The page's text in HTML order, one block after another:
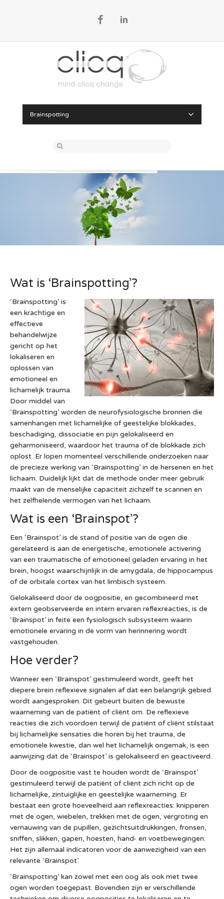
Facebook
Brainspotting
Wat is ‘Brainspotting’?
‘Brainspotting’ is
een krachtige en
effectieve
behandelwijze
gericht op het
lokaliseren en
oplossen van
emotioneel en
lichamelijk trauma.
Door middel van
‘Brainspotting’ worden de neurofysiologische bronnen die
samenhangen met lichamelijke of geestelijke blokkades,
beschadiging, dissociatie en pijn gelokaliseerd en
geharmoniseerd, waardoor het trauma of de blokkade zich
oplost. Er lopen momenteel verschillende onderzoeken naar
de precieze werking van ‘Brainspotting’ in de hersenen en het
lichaam. Duidelijk lijkt dat de methode onder meer gebruik
maakt van de menselijke capaciteit zichzelf te scannen en
het zelfhelende vermogen van het lichaam.
Wat is een ‘Brainspot’?
Een ‘Brainspot’ is de stand of positie van de ogen die
gerelateerd is aan de energetische, emotionele activering
van een traumatische of emotioneel geladen ervaring in het
brein, hoogst waarschijnlijk in de amygdala, de hippocampus
of de orbitale cortex van het limbisch systeem.
Gelokaliseerd door de oogpositie, en gecombineerd met
extern geobserveerde en intern ervaren reflexreacties, is de
‘Brainspot’ in feite een fysiologisch subsysteem waarin
emotionele ervaring in de vorm van herinnering wordt
vastgehouden.
Hoe verder?
Wanneer een ‘Brainspot’ gestimuleerd wordt, geeft het
diepere brein reflexieve signalen af dat een belangrijk gebied
wordt aangesproken. Dit gebeurt buiten de bewuste
waarneming van de patiënt of cliënt om. De reflexieve
reacties die zich voordoen terwijl de patiënt of cliënt stilstaat
bij lichamelijke sensaties die horen bij het trauma, de
emotionele kwestie, dan wel het lichamelijk ongemak, is een
aanwijzing dat de ‘Brainspot’ is gelokaliseerd en geactiveerd.
Door de oogpositie vast te houden wordt de ‘Brainspot’
gestimuleerd terwijl de patiënt of cliënt zich richt op de
lichamelijke, zintuiglijke en geestelijke waarneming. Er
bestaat een grote hoeveelheid aan reflexreacties: knipperen
met de ogen, wiebelen, trekken met de ogen, vergroting en
vernauwing van de pupillen, gezichtsuitdrukkingen, fronsen,
sniffen, slikken, gapen, hoesten, hand- en voetbewegingen.
Het zijn allemaal indicatoren voor de aanwezigheid van een
relevante ‘Brainspot’.
‘Brainspotting’ kan zowel met een oog als ook met twee
ogen worden toegepast. Bovendien zijn er verschillende